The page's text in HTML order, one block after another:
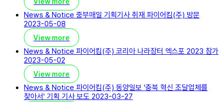
News & Notice 중부매일 기획기사 취재 파이어킴(주) 방문
2023-05-08
View more
News & Notice 파이어킴(주) 코리아 나라장터 엑스포 2023 참가
2023-05-02
View more
News & Notice 파이어킴(주) 동양일보 '충북 혁신 조달업체를
찾아서' 기획 기사 보도 2023-03-27